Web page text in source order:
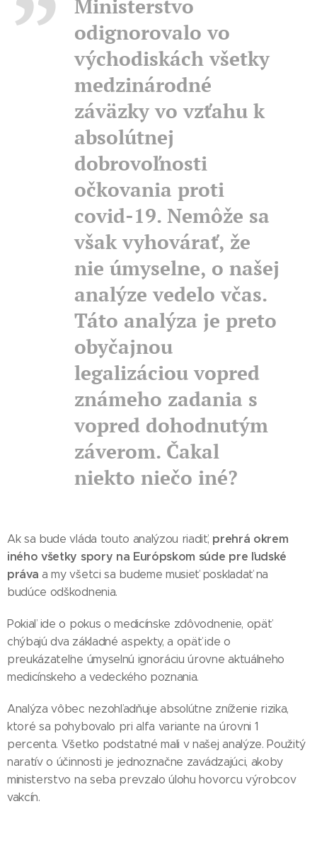
Ministerstvo
odignorovalo vo
východiskách všetky
medzinárodné
záväzky vo vzťahu k
absolútnej
dobrovoľnosti
očkovania proti
covid-19. Nemôže sa
však vyhovárať, že
nie úmyselne, o našej
analýze vedelo včas.
Táto analýza je preto
obyčajnou
legalizáciou vopred
známeho zadania s
vopred dohodnutým
záverom. Čakal
niekto niečo iné?
Ak sa bude vláda touto analýzou riadiť, prehrá okrem
iného všetky spory na Európskom súde pre ľudské
práva a my všetci sa budeme musieť poskladať na
budúce odškodnenia.
Pokiaľ ide o pokus o medicínske zdôvodnenie, opäť
chýbajú dva základné aspekty, a opäť ide o
preukázateľne úmyselnú ignoráciu úrovne aktuálneho
medicínskeho a vedeckého poznania.
Analýza vôbec nezohľadňuje absolútne zníženie rizika,
ktoré sa pohybovalo pri alfa variante na úrovni 1
percenta. Všetko podstatné mali v našej analýze. Použitý
naratív o účinnosti je jednoznačne zavádzajúci, akoby
ministerstvo na seba prevzalo úlohu hovorcu výrobcov
vakcín.